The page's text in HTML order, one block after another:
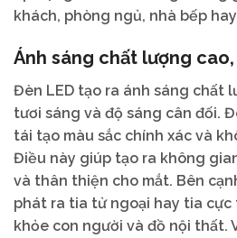
khách, phòng ngủ, nhà bếp
Ánh sáng chất lượng
Đèn LED tạo ra ánh sáng chất
tươi sáng và độ sáng cân đối.
tái tạo màu sắc chính xác và
Điều này giúp tạo ra không
và thân thiện cho mắt. Bên
phát ra tia tử ngoại hay tia cực
khỏe con người và đồ nội thất.